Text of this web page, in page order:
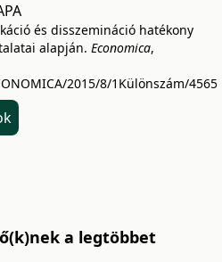
és disszemináció hatékony
alapján. Economica,
2015/8/1Különszám/4565
a legtöbbet